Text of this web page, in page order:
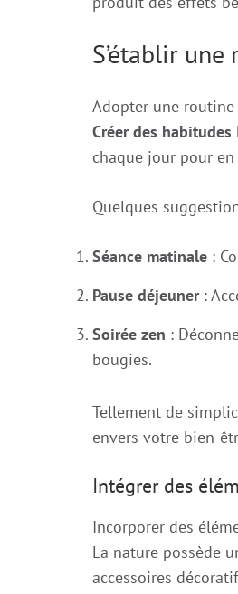
S’établir
Adopter une
Créer des habitudes
chaque jour pour
Quelques
Séance matinale :
Pause déjeuner:
Soirée zen :
bougies.
Tellement de
envers votre bien-
Intégrer des
Incorporer des
La nature possède
accessoires